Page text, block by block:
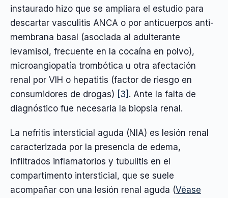
instaurado hizo que se ampliara el estudio para
descartar vasculitis ANCA o por anticuerpos anti-
membrana basal (asociada al adulterante
levamisol, frecuente en la cocaína en polvo),
microangiopatía trombótica u otra afectación
renal por VIH o hepatitis (factor de riesgo en
consumidores de drogas) [3] . Ante la falta de
diagnóstico fue necesaria la biopsia renal.
La nefritis intersticial aguda (NIA) es lesión renal
caracterizada por la presencia de edema,
infiltrados inflamatorios y tubulitis en el
compartimento intersticial, que se suele
acompañar con una lesión renal aguda (Véase